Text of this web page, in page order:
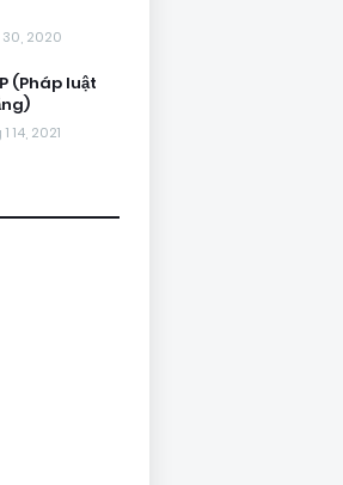
2020
(Pháp luật
14, 2021